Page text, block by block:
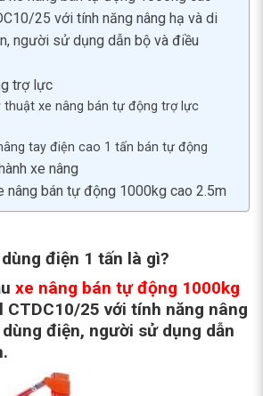
25 với tính năng nâng hạ và di
người sử dụng dẫn bộ và điều
trợ lực
thuật xe nâng bán tự động trợ lực
tay điện cao 1 tấn bán tự động
xe nâng
nâng bán tự động 1000kg cao 2.5m
điện 1 tấn là gì?
xe nâng bán tự động 1000kg
CTDC10/25 với tính năng nâng
điện, người sử dụng dẫn